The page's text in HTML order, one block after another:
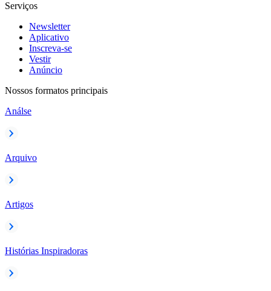
Serviços
Newsletter
Aplicativo
Inscreva-se
Vestir
Anúncio
Nossos formatos principais
Análse
Arquivo
Artigos
Histórias Inspiradoras